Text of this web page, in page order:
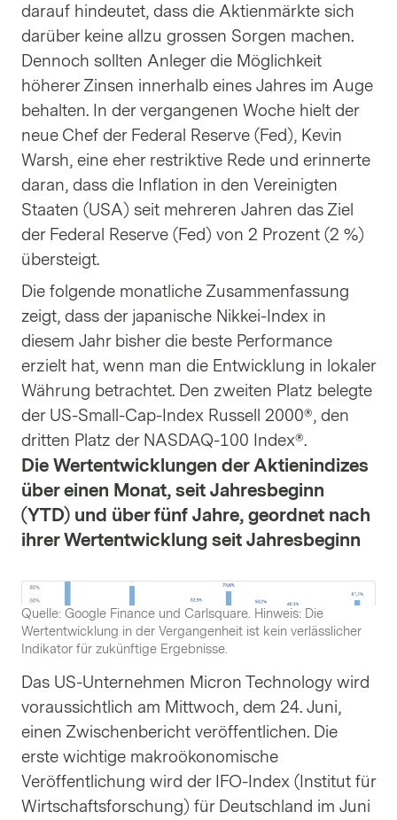
darauf hindeutet, dass die Aktienmärkte sich
darüber keine allzu grossen Sorgen machen.
Dennoch sollten Anleger die Möglichkeit
höherer Zinsen innerhalb eines Jahres im Auge
behalten. In der vergangenen Woche hielt der
neue Chef der Federal Reserve (Fed), Kevin
Warsh, eine eher restriktive Rede und erinnerte
daran, dass die Inflation in den Vereinigten
Staaten (USA) seit mehreren Jahren das Ziel
der Federal Reserve (Fed) von 2 Prozent (2 %)
übersteigt.
Die folgende monatliche Zusammenfassung
zeigt, dass der japanische Nikkei-Index in
diesem Jahr bisher die beste Performance
erzielt hat, wenn man die Entwicklung in lokaler
Währung betrachtet. Den zweiten Platz belegte
der US-Small-Cap-Index Russell 2000®, den
dritten Platz der NASDAQ-100 Index®.
Die Wertentwicklungen der Aktienindizes
über einen Monat, seit Jahresbeginn
(YTD) und über fünf Jahre, geordnet nach
ihrer Wertentwicklung seit Jahresbeginn
Quelle: Google Finance und Carlsquare. Hinweis: Die
Wertentwicklung in der Vergangenheit ist kein verlässlicher
Indikator für zukünftige Ergebnisse.
Das US-Unternehmen Micron Technology wird
voraussichtlich am Mittwoch, dem 24. Juni,
einen Zwischenbericht veröffentlichen. Die
erste wichtige makroökonomische
Veröffentlichung wird der IFO-Index (Institut für
Wirtschaftsforschung) für Deutschland im Juni